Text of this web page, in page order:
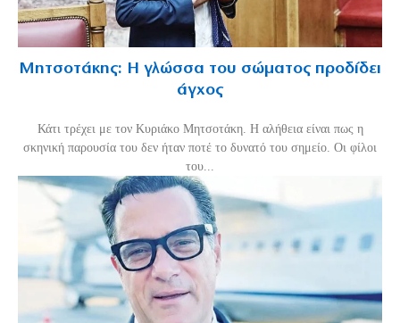
Μητσοτάκης: Η γλώσσα του σώματος προδίδει
άγχος
Κάτι τρέχει με τον Κυριάκο Μητσοτάκη. Η αλήθεια είναι πως η
σκηνική παρουσία του δεν ήταν ποτέ το δυνατό του σημείο. Οι φίλοι
του...